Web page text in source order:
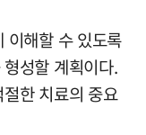
이해할 수 있도록
성할 계획이다.
한 치료의 중요